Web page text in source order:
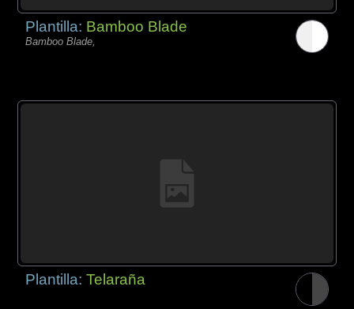
Plantilla: Bamboo Blade
Bamboo Blade,
Plantilla:Telaraña